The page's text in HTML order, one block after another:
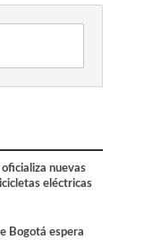
nuevas
eléctricas
Bogotá espera